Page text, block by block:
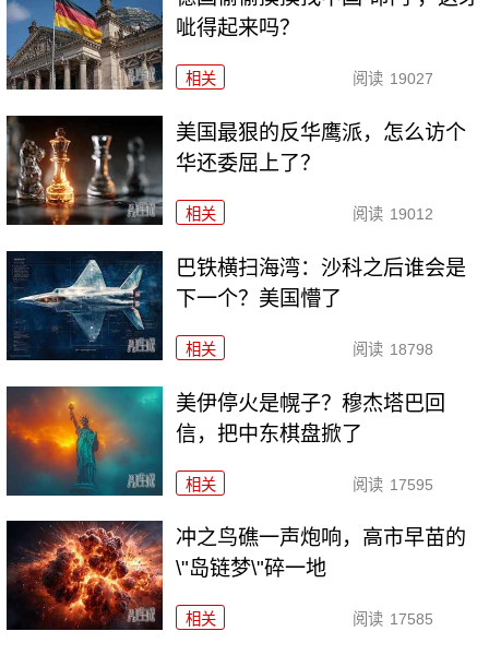
呲得起来吗？
相关 阅读 19027
美国最狠的反华鹰派，怎么访个
华还委屈上了？
相关 阅读 19012
巴铁横扫海湾：沙科之后谁会是
下一个？美国懵了
相关 阅读 18798
美伊停火是幌子？穆杰塔巴回
信，把中东棋盘掀了
相关 阅读 17595
冲之鸟礁一声炮响，高市早苗的
\"岛链梦\"碎一地
相关 阅读 17585